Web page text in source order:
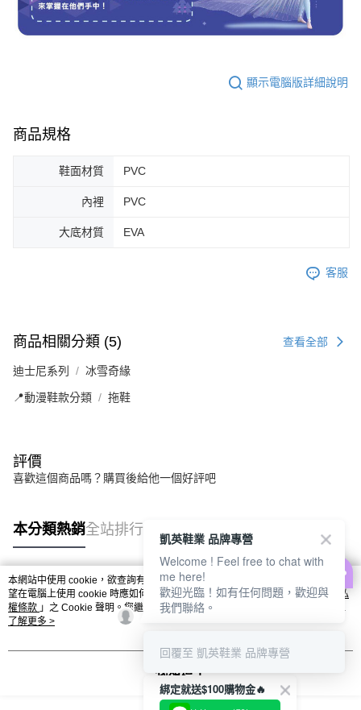
顯示電腦版詳細說明
商品規格
鞋面材質 PVC
內裡 PVC
大底材質 EVA
客服
商品相關分類 (5) 查看全部
迪士尼系列 冰雪奇緣
📍動漫鞋款分類 拖鞋
評價
喜歡這個商品嗎？購買後給他一個好評吧
本分類熱銷全站排行
熱門標籤
本網站中使用 cookie，欲查詢有關本網站使用 cookie 方式之詳情，及若您不希
望在電腦上使用 cookie 時應如何變更電腦的 cookie 設定，請參閱本網站「
隱私
權條款 」之 Cookie 聲明。您繼續使用本網站即表示您同意本公司得按本網站使
用條款之 Cookie 聲明使用 cookie。
了解更多 >
我知道了
綁定就送$100購物金🔥
凱英鞋業 品牌專營
Welcome ! Feel free to chat with
me here!
歡迎光臨！如有任何問題，歡迎與
我們聯絡。
回覆至 凱英鞋業 品牌專營